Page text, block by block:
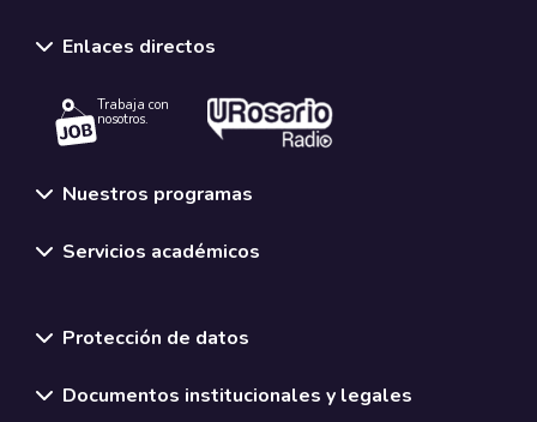
Enlaces directos
Trabaja con
nosotros.
Nuestros programas
Servicios académicos
Protección de datos
Documentos institucionales y legales